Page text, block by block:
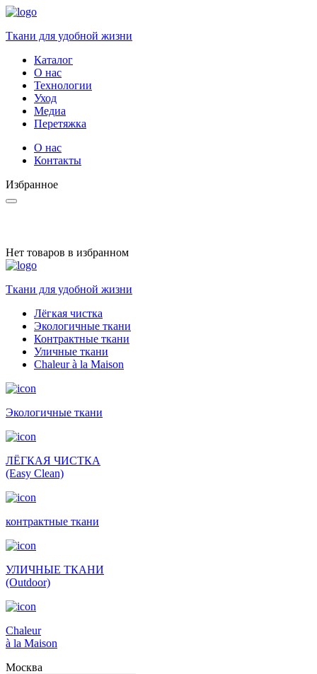
Ткани для удобной жизни
Каталог
О нас
Технологии
Уход
Медиа
Перетяжка
О нас
Контакты
Избранное
Нет товаров в избранном
Ткани для удобной жизни
Лёгкая чистка
Экологичные ткани
Контрактные ткани
Уличные ткани
Сhaleur à la Maison
Экологичные ткани
ЛЁГКАЯ ЧИСТКА
(Easy Clean)
контрактные ткани
УЛИЧНЫЕ ТКАНИ
(Outdoor)
Сhaleur
à la Maison
Москва